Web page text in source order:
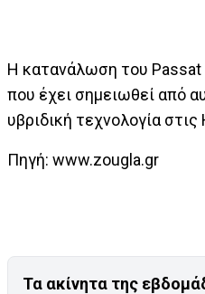
Η κατανάλωση του Passat
που έχει σημειωθεί από
υβριδική τεχνολογία
Πηγή: www.zougla.gr
Τα ακίνητα της